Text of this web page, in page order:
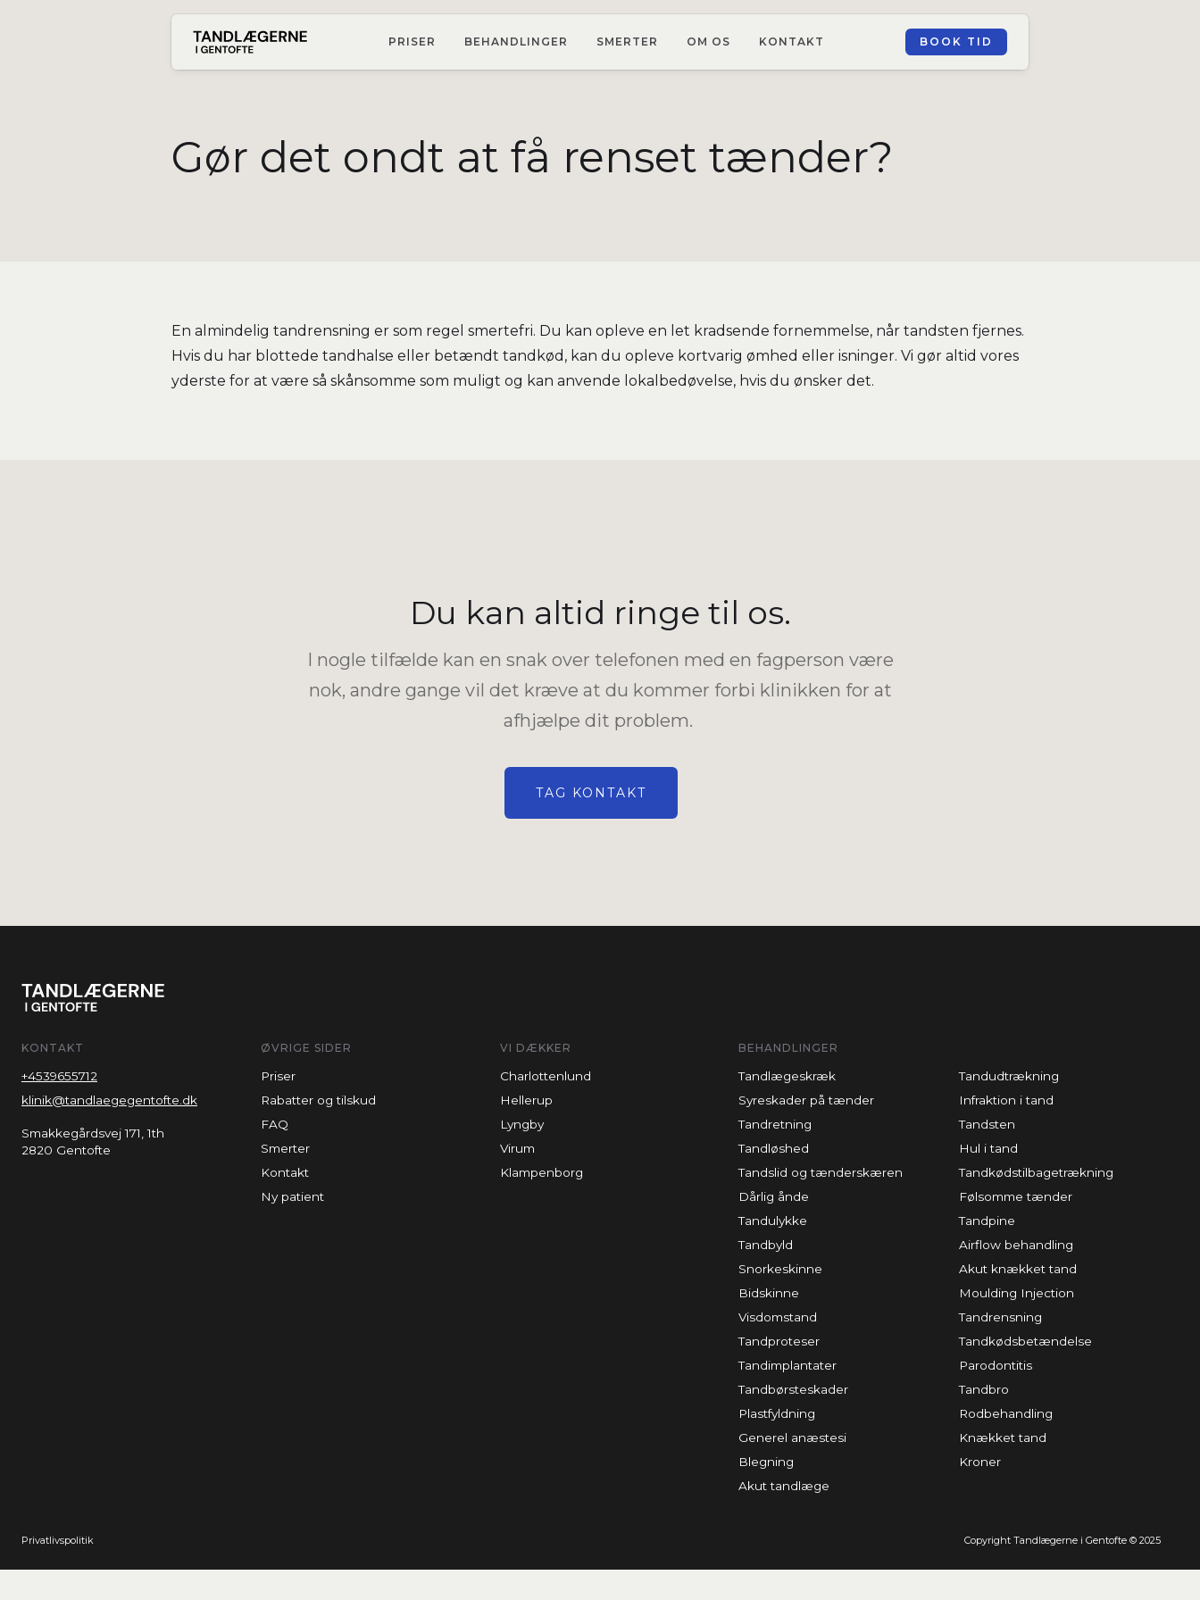
PRISER BEHANDLINGER SMERTER OM OS KONTAKT BOOK TID
Gør det ondt at få renset tænder?
En almindelig tandrensning er som regel smertefri. Du kan opleve en let kradsende fornemmelse, når tandsten fjernes.
Hvis du har blottede tandhalse eller betændt tandkød, kan du opleve kortvarig ømhed eller isninger. Vi gør altid vores
yderste for at være så skånsomme som muligt og kan anvende lokalbedøvelse, hvis du ønsker det.
Du kan altid ringe til os.
I nogle tilfælde kan en snak over telefonen med en fagperson være
nok, andre gange vil det kræve at du kommer forbi klinikken for at
afhjælpe dit problem.
TAG KONTAKT
KONTAKT
+4539655712
klinik@tandlaegegentofte.dk
Smakkegårdsvej 171, 1th
2820 Gentofte
ØVRIGE SIDER
Priser
Rabatter og tilskud
FAQ
Smerter
Kontakt
Ny patient
VI DÆKKER
Charlottenlund
Hellerup
Lyngby
Virum
Klampenborg
BEHANDLINGER
Tandlægeskræk
Tandudtrækning
Syreskader på tænder
Infraktion i tand
Tandretning
Tandsten
Tandløshed
Hul i tand
Tandslid og tænderskæren
Tandkødstilbagetrækning
Dårlig ånde
Følsomme tænder
Tandulykke
Tandpine
Tandbyld
Airflow behandling
Snorkeskinne
Akut knækket tand
Bidskinne
Moulding Injection
Visdomstand
Tandrensning
Tandproteser
Tandkødsbetændelse
Tandimplantater
Parodontitis
Tandbørsteskader
Tandbro
Plastfyldning
Rodbehandling
Generel anæstesi
Knækket tand
Blegning
Kroner
Akut tandlæge
Privatlivspolitik Copyright Tandlægerne i Gentofte © 2025